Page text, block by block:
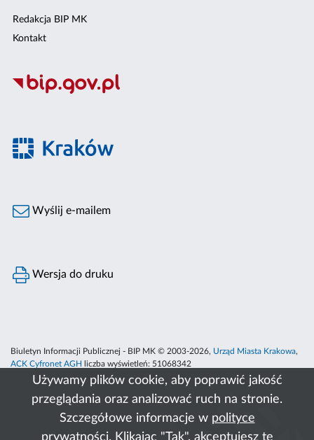
Używamy plików cookie, aby poprawić jakość
przeglądania oraz analizować ruch na stronie.
Szczegółowe informacje w polityce
prywatności. Klikając "Tak", akceptujesz te
Redakcja BIP MK
Kontakt
Wyślij e-mailem
Wersja do druku
Biuletyn Informacji Publicznej - BIP MK © 2003-2026, Urząd Miasta Krakowa,
ACK Cyfronet AGH
liczba wyświetleń: 51068342